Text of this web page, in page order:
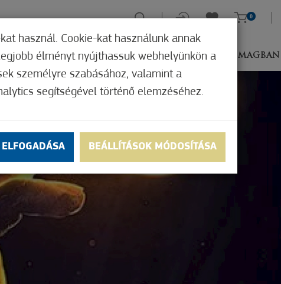
ZÖLD FÓKUSZ GYÓGYHELY MERRE, MIVEL CSOMAGBAN
0
használ. Cookie-kat használunk annak
élményt nyújthassuk webhelyünkön a
személyre szabásához, valamint a
segítségével történő elemzéséhez.
BEÁLLÍTÁSOK MÓDOSÍTÁSA